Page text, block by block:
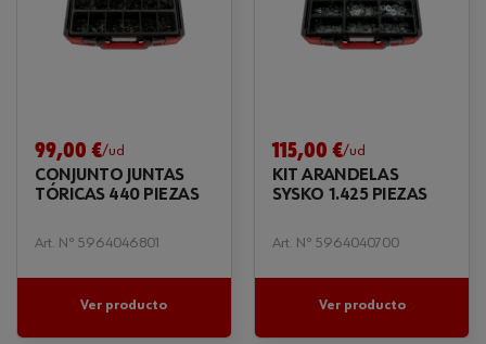
99,00 €/ud
CONJUNTO JUNTAS
TÓRICAS 440 PIEZAS
Art. Nº 5964046801
Ver producto
115,00 €/ud
KIT ARANDELAS
SYSKO 1.425 PIEZAS
Art. Nº 5964040700
Ver producto